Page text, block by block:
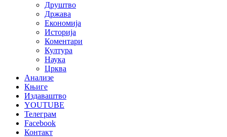
Друштво
Држава
Економија
Историја
Коментари
Култура
Наука
Црква
Анализе
Књиге
Издаваштво
YOUTUBE
Телеграм
Facebook
Контакт